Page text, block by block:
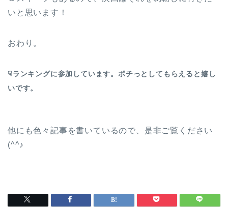
いと思います！
おわり。
☟ランキングに参加しています。ポチっとしてもらえると嬉し
いです。
他にも色々記事を書いているので、是非ご覧ください
(^^♪